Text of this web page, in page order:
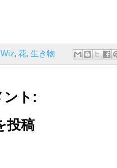
Wiz, 花, 生き物
ント:
投稿